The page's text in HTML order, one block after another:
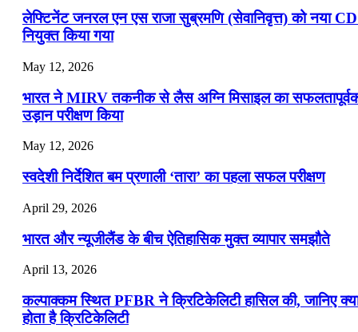
लेफ्टिनेंट जनरल एन एस राजा सुब्रमणि (सेवानिवृत्त) को नया
नियुक्त किया गया
May 12, 2026
भारत ने MIRV तकनीक से लैस अग्नि मिसाइल का
उड़ान परीक्षण किया
May 12, 2026
स्वदेशी निर्देशित बम प्रणाली ‘तारा’ का पहला सफल परीक्षण
April 29, 2026
भारत और न्यूजीलैंड के बीच ऐतिहासिक मुक्त व्यापार समझौते
April 13, 2026
कल्पाक्कम स्थित PFBR ने क्रिटिकेलिटी हासिल की, जानिए
होता है क्रिटिकेलिटी